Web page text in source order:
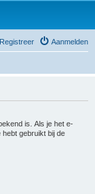
Aanmelden
Registreer
is. Als je het e-
hebt gebruikt bij de